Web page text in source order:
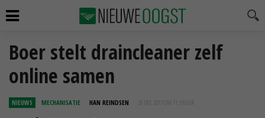
Boer stelt draincleaner zelf
online samen
NIEUWS MECHANISATIE HAN REINDSEN 29 DEC 2017 OM 11:19